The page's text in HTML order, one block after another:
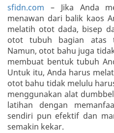
sfidn.com – Jika Anda
menawan dari balik kaos
melatih otot dada, bisep
otot tubuh bagian atas
Namun, otot bahu juga
membuat bentuk tubuh
Untuk itu, Anda harus
otot bahu tidak melulu
menggunakan alat
latihan dengan
sendiri pun efektif dan
semakin kekar.